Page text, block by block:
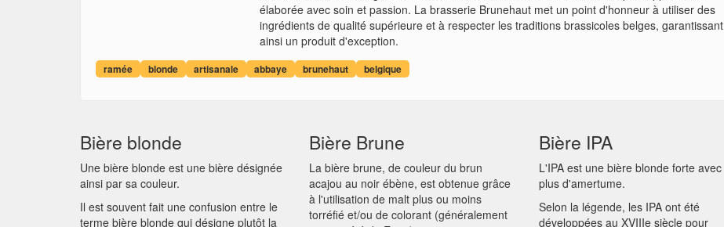
élaborée avec soin et passion. La brasserie Brunehaut met un point d'honneur à utiliser des
ingrédients de qualité supérieure et à respecter les traditions brassicoles belges, garantissant
ainsi un produit d'exception.
ramée blonde artisanale abbaye brunehaut belgique
Bière blonde
Une bière blonde est une bière désignée
ainsi par sa couleur.
Il est souvent fait une confusion entre le
terme bière blonde qui désigne plutôt la
Bière Brune
La bière brune, de couleur du brun
acajou au noir ébène, est obtenue grâce
à l'utilisation de malt plus ou moins
torréfié et/ou de colorant (généralement
Bière IPA
L'IPA est une bière blonde forte avec
plus d'amertume.
Selon la légende, les IPA ont été
développées au XVIIIe siècle pour